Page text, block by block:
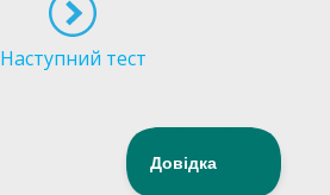
Наступний тест